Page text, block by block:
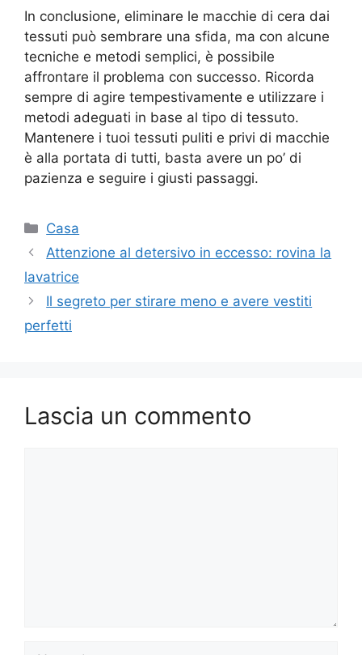
In conclusione, eliminare le macchie di cera dai
tessuti può sembrare una sfida, ma con alcune
tecniche e metodi semplici, è possibile
affrontare il problema con successo. Ricorda
sempre di agire tempestivamente e utilizzare i
metodi adeguati in base al tipo di tessuto.
Mantenere i tuoi tessuti puliti e privi di macchie
è alla portata di tutti, basta avere un po’ di
pazienza e seguire i giusti passaggi.
Categorie
Casa
Attenzione al detersivo in eccesso: rovina la
lavatrice
Il segreto per stirare meno e avere vestiti
perfetti
Lascia un commento